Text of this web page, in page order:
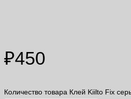
₽450
Количество товара Клей Kiilto Fix